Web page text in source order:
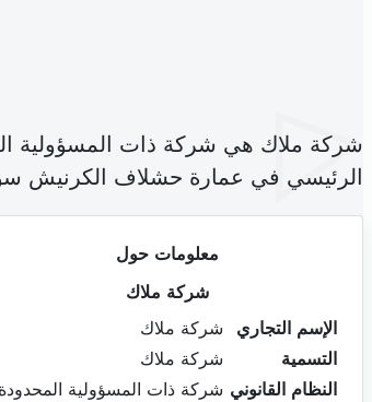
شركة ملاك هي شركة ذات المسؤولية
الرئيسي في عمارة حشلاف الكرنيش
معلومات حول
شركة ملاك
الإسم التجاري
شركة ملاك
التسمية
شركة ملاك
النظام القانوني شركة ذات المسؤولية المحدودة